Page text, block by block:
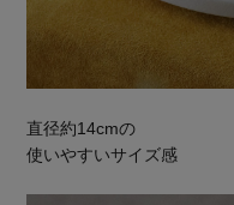
直径約14cmの
使いやすいサイズ感